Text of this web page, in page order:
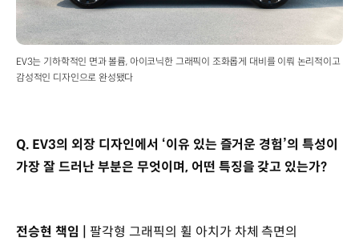
EV3는 기하학적인 면과 볼륨, 아이코닉한 그래픽이 조화롭게 대비를 이뤄 논리적이고
감성적인 디자인으로 완성됐다
Q. EV3의 외장 디자인에서 ‘이유 있는 즐거운 경험’의 특성이
가장 잘 드러난 부분은 무엇이며, 어떤 특징을 갖고 있는가?
전승현 책임 | 팔각형 그래픽의 휠 아치가 차체 측면의